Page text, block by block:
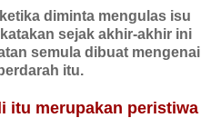
diminta mengulas isu
sejak akhir-akhir ini
semula dibuat mengenai
itu.
itu merupakan peristiwa